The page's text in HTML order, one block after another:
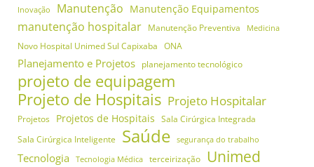
Inovação Manutenção Manutenção Equipamentos
manutenção hospitalar Manutenção Preventiva Medicina
Novo Hospital Unimed Sul Capixaba ONA
Planejamento e Projetos planejamento tecnológico
projeto de equipagem
Projeto de Hospitais Projeto Hospitalar
Projetos Projetos de Hospitais Sala Cirúrgica Integrada
Sala Cirúrgica Inteligente
Saúde segurança do trabalho
Tecnologia Tecnologia Médica terceirização Unimed